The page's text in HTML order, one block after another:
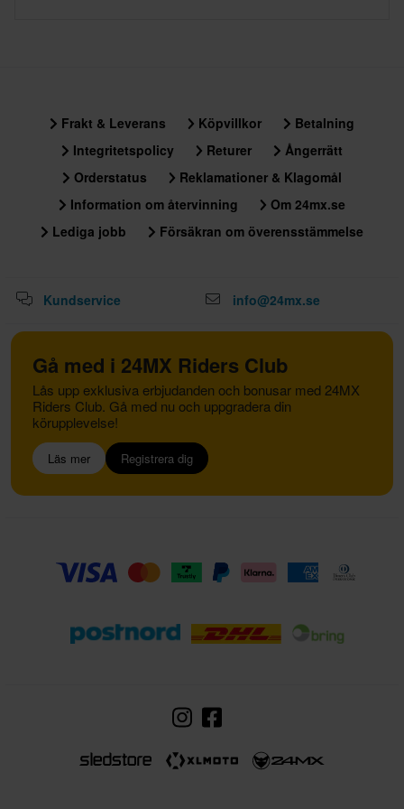
Frakt & Leverans Köpvillkor
Betalning
Integritetspolicy
Returer
Ångerrätt
Orderstatus
Reklamationer & Klagomål
Information om återvinning
Om 24mx.se
Lediga jobb
Försäkran om överensstämmelse
Kundservice info@24mx.se
Gå med i 24MX Riders Club
Lås upp exklusiva erbjudanden och bonusar med 24MX
Riders Club. Gå med nu och uppgradera din
körupplevelse!
Läs mer Registrera dig